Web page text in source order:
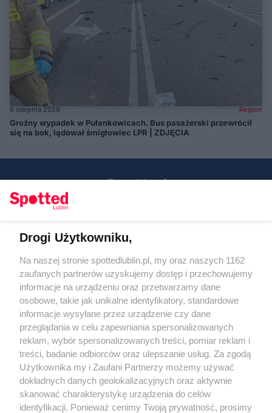
8 sierpnia 2026 Region
Groźny wypadek w Pułankowicach. Bus pasażerski przewrócił
się na bok, lądował śmigłowiec LPR | ZDJĘCIA
KATEGORIE
OGŁOSZENIA
WYDARZENIA
Regulamin
Polityka prywatności
RODO
Warunki korzystania z treści
Drogi Użytkowniku,
Na naszej stronie spottedlublin.pl, my oraz naszych 1162
zaufanych partnerów uzyskujemy dostęp i przechowujemy
informacje na urządzeniu oraz przetwarzamy dane
osobowe, takie jak unikalne identyfikatory, standardowe
informacje wysyłane przez urządzenie czy dane
przeglądania w celu zapewniania spersonalizowanych
reklam, wybór spersonalizowanych treści, pomiar reklam i
treści, badanie odbiorców oraz ulepszanie usług. Za zgodą
Użytkownika my i Zaufani Partnerzy możemy używać
dokładnych danych geolokalizacyjnych oraz aktywnie
skanować charakterystykę urządzenia do celów
identyfikacji. Ponieważ cenimy Twoją prywatność, prosimy